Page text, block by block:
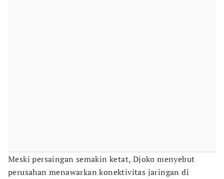
Meski persaingan semakin ketat, Djoko menyebut
perusahan menawarkan konektivitas jaringan di